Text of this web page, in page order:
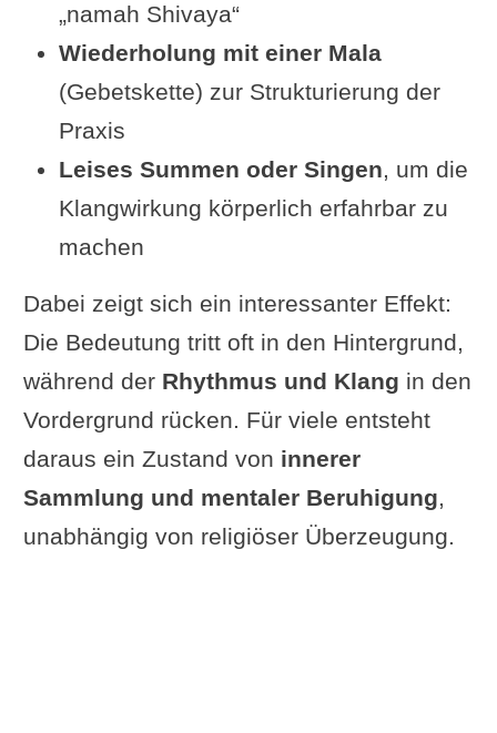
„namah Shivaya“
Wiederholung mit einer Mala
(Gebetskette) zur Strukturierung der
Praxis
Leises Summen oder Singen, um die
Klangwirkung körperlich erfahrbar zu
machen
Dabei zeigt sich ein interessanter Effekt:
Die Bedeutung tritt oft in den Hintergrund,
während der Rhythmus und Klang in den
Vordergrund rücken. Für viele entsteht
daraus ein Zustand von innerer
Sammlung und mentaler Beruhigung,
unabhängig von religiöser Überzeugung.